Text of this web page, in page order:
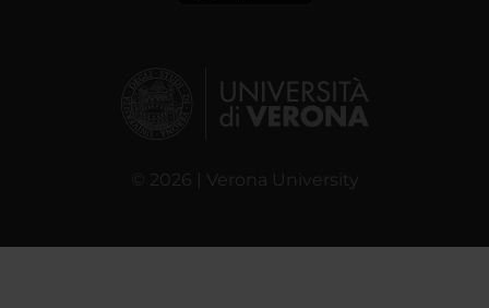
© 2026 | Verona University